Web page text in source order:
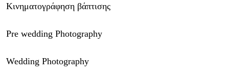
Κινηματογράφηση βάπτισης
Pre wedding Photography
Wedding Photography